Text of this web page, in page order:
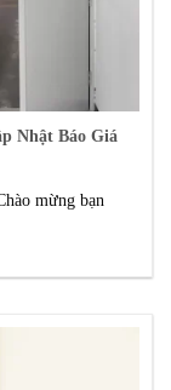
Nhật Báo Giá
mừng bạn